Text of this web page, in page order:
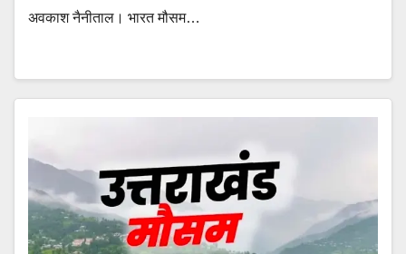
अवकाश नैनीताल। भारत मौसम…